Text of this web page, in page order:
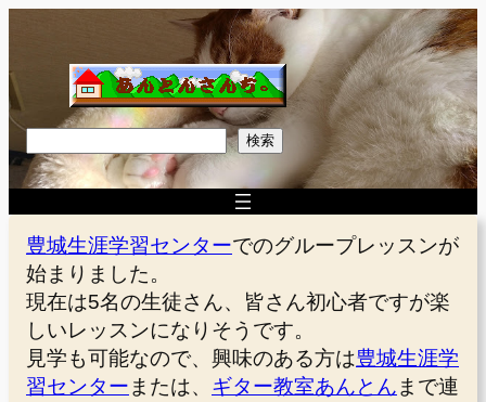
を
ス
キ
ッ
プ
索
検索
豊城生涯学習センターでのグループレッスンが
始まりました。
現在は5名の生徒さん、皆さん初心者ですが楽
しいレッスンになりそうです。
見学も可能なので、興味のある方は豊城生涯学
習センター または、 ギター教室あんとん まで連